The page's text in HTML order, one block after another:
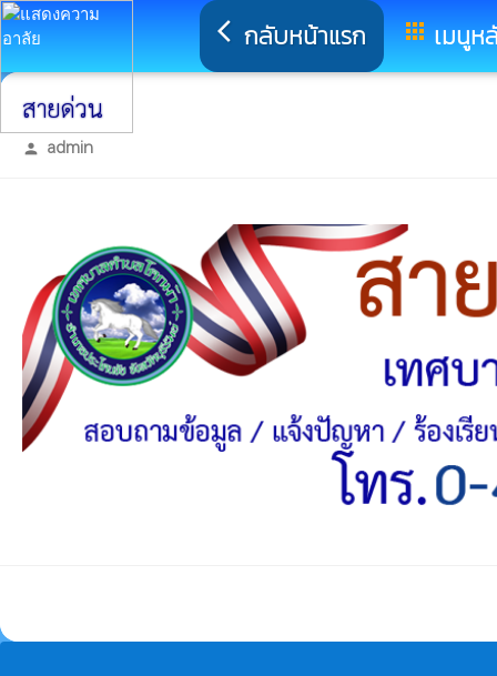
arrow_back_ios กลับหน้าแรก apps เมนูห
สายด่วน
person admin